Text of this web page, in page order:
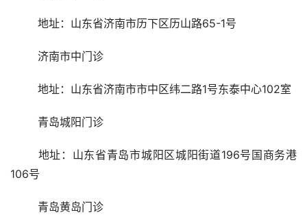
	地址：山东省济南市历下区历山路65-1号
	济南市中门诊
	地址：山东省济南市市中区纬二路1号东泰中心102室
	青岛城阳门诊
106号
	青岛黄岛门诊